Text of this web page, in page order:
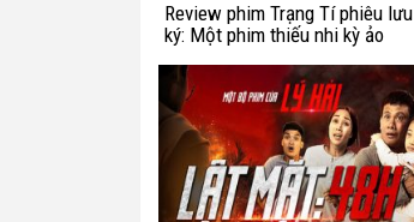
Review phim Trạng Tí phiêu lưu
ký: Một phim thiếu nhi kỳ ảo